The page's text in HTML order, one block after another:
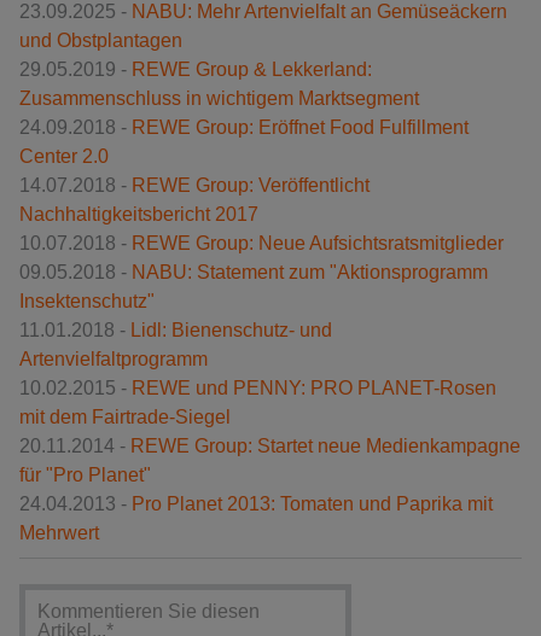
23.09.2025 - NABU: Mehr Artenvielfalt an Gemüseäckern
und Obstplantagen
29.05.2019 - REWE Group & Lekkerland:
Zusammenschluss in wichtigem Marktsegment
24.09.2018 - REWE Group: Eröffnet Food Fulfillment
Center 2.0
14.07.2018 - REWE Group: Veröffentlicht
Nachhaltigkeitsbericht 2017
10.07.2018 - REWE Group: Neue Aufsichtsratsmitglieder
09.05.2018 - NABU: Statement zum "Aktionsprogramm
Insektenschutz"
11.01.2018 - Lidl: Bienenschutz- und
Artenvielfaltprogramm
10.02.2015 - REWE und PENNY: PRO PLANET-Rosen
mit dem Fairtrade-Siegel
20.11.2014 - REWE Group: Startet neue Medienkampagne
für "Pro Planet"
24.04.2013 - Pro Planet 2013: Tomaten und Paprika mit
Mehrwert